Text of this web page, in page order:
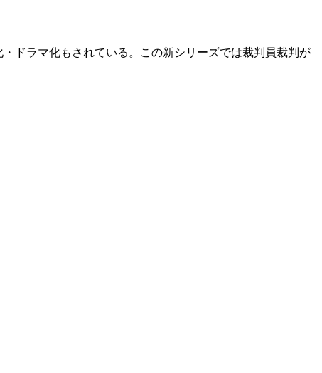
ドラマ化もされている。この新シリーズでは裁判員裁判が